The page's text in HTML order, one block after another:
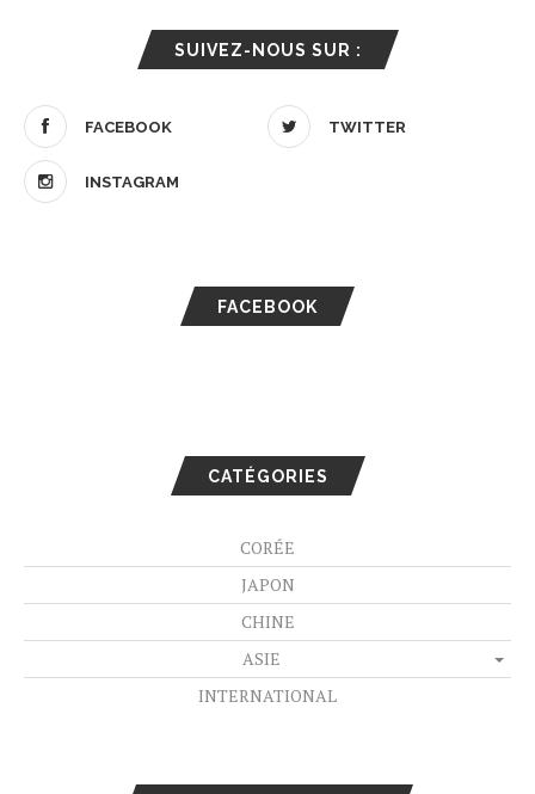
SUIVEZ-NOUS SUR :
FACEBOOK TWITTER
INSTAGRAM
FACEBOOK
CATÉGORIES
CORÉE
JAPON
CHINE
ASIE
INTERNATIONAL